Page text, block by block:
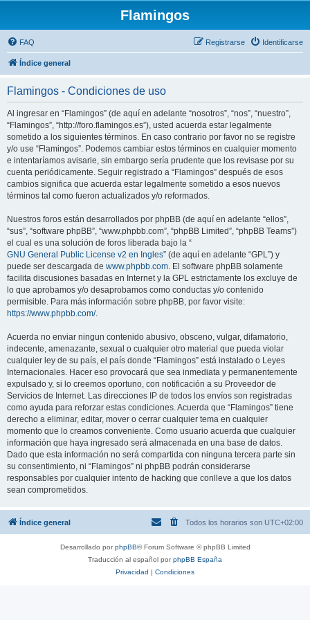
Flamingos
FAQ Identificarse
Registrarse
Índice general
Flamingos - Condiciones de uso
Al ingresar en “Flamingos” (de aquí en adelante “nosotros”, “nos”, “nuestro”,
“Flamingos”, “http://foro.flamingos.es”), usted acuerda estar legalmente
sometido a los siguientes términos. En caso contrario por favor no se registre
y/o use “Flamingos”. Podemos cambiar estos términos en cualquier momento
e intentaríamos avisarle, sin embargo sería prudente que los revisase por su
cuenta periódicamente. Seguir registrado a “Flamingos” después de esos
cambios significa que acuerda estar legalmente sometido a esos nuevos
términos tal como fueron actualizados y/o reformados.
Nuestros foros están desarrollados por phpBB (de aquí en adelante “ellos”,
“sus”, “software phpBB”, “www.phpbb.com”, “phpBB Limited”, “phpBB Teams”)
el cual es una solución de foros liberada bajo la “
GNU General Public License v2 en Ingles” (de aquí en adelante “GPL”) y
puede ser descargada de www.phpbb.com. El software phpBB solamente
facilita discusiones basadas en Internet y la GPL estrictamente los excluye de
lo que aprobamos y/o desaprobamos como conductas y/o contenido
permisible. Para más información sobre phpBB, por favor visite:
https://www.phpbb.com/.
Acuerda no enviar ningun contenido abusivo, obsceno, vulgar, difamatorio,
indecente, amenazante, sexual o cualquier otro material que pueda violar
cualquier ley de su país, el país donde “Flamingos” está instalado o Leyes
Internacionales. Hacer eso provocará que sea inmediata y permanentemente
expulsado y, si lo creemos oportuno, con notificación a su Proveedor de
Servicios de Internet. Las direcciones IP de todos los envíos son registradas
como ayuda para reforzar estas condiciones. Acuerda que “Flamingos” tiene
derecho a eliminar, editar, mover o cerrar cualquier tema en cualquier
momento que lo creamos conveniente. Como usuario acuerda que cualquier
información que haya ingresado será almacenada en una base de datos.
Dado que esta información no será compartida con ninguna tercera parte sin
su consentimiento, ni “Flamingos” ni phpBB podrán considerarse
responsables por cualquier intento de hacking que conlleve a que los datos
sean comprometidos.
Índice general Todos los horarios son UTC+02:00
Desarrollado porphpBB® Forum Software © phpBB Limited
Traducción al español porphpBB España
Privacidad | Condiciones